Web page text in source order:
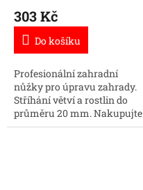
303 Kč
Do košíku
Profesionální zahradní
nůžky pro úpravu zahrady.
Stříhání větví a rostlin do
průměru 20 mm. Nakupujte
zahradní nářadí online za